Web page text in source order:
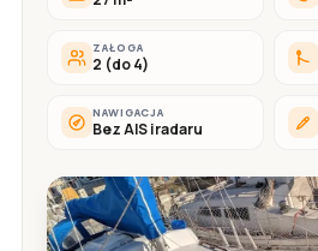
ZAŁOGA
2 (do 4)
NAWIGACJA
Bez AIS i radaru